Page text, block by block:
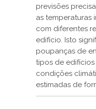
previsões
as temperaturas
com diferentes
edifício. Isto
poupanças de
tipos de
condições
estimadas de